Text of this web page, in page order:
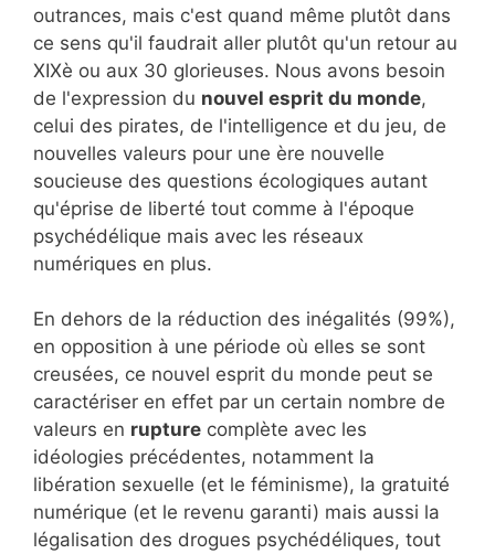
outrances, mais c'est quand même plutôt dans
ce sens qu'il faudrait aller plutôt qu'un retour au
XIXè ou aux 30 glorieuses. Nous avons besoin
de l'expression du nouvel esprit du monde,
celui des pirates, de l'intelligence et du jeu, de
nouvelles valeurs pour une ère nouvelle
soucieuse des questions écologiques autant
qu'éprise de liberté tout comme à l'époque
psychédélique mais avec les réseaux
numériques en plus.
En dehors de la réduction des inégalités (99%),
en opposition à une période où elles se sont
creusées, ce nouvel esprit du monde peut se
caractériser en effet par un certain nombre de
valeurs en rupture complète avec les
idéologies précédentes, notamment la
libération sexuelle (et le féminisme), la gratuité
numérique (et le revenu garanti) mais aussi la
légalisation des drogues psychédéliques, tout